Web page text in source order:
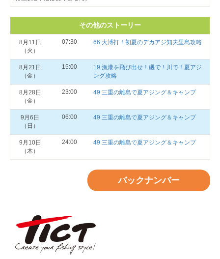
その他のストーリー
8月11日
（火）
07:30 66 大博打！初夏のデカアジ知夫里島攻略
8月21日
（金）
15:00
19 漁港を飛び出せ！磯で！川で！夏アジ
ング攻略
8月28日
（金）
23:00 49 三重の離島で夏アジング＆キャンプ
9月6日
（日）
06:00 49 三重の離島で夏アジング＆キャンプ
9月10日
（木）
24:00 49 三重の離島で夏アジング＆キャンプ
バックナンバー